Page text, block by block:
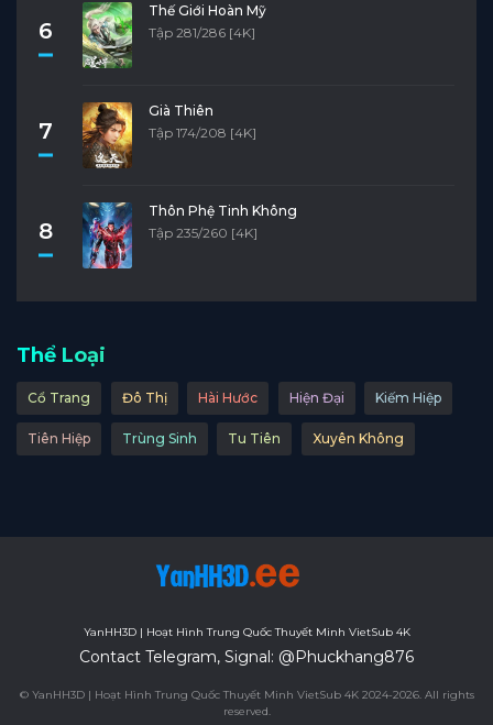
6
Thế Giới Hoàn Mỹ
Tập 281/286 [4K]
7
Già Thiên
Tập 174/208 [4K]
8
Thôn Phệ Tinh Không
Tập 235/260 [4K]
Thể Loại
Cổ Trang Đô Thị Hài Hước Hiện Đại Kiếm Hiệp
Tiên Hiệp Trùng Sinh Tu Tiên Xuyên Không
YanHH3D | Hoạt Hình Trung Quốc Thuyết Minh VietSub 4K
Contact Telegram, Signal: @Phuckhang876
© YanHH3D | Hoạt Hình Trung Quốc Thuyết Minh VietSub 4K 2024-2026. All rights
reserved.